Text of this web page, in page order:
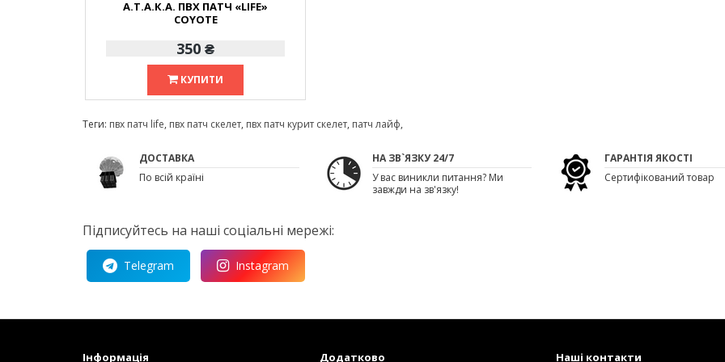
А.Т.А.К.А. ПВХ ПАТЧ «LIFE»
COYOTE
350 ₴
КУПИТИ
Теги: пвх патч life, пвх патч скелет, пвх патч курит скелет, патч лайф,
ДОСТАВКА
По всій країні
НА ЗВ`ЯЗКУ 24/7
У вас виникли питання? Ми
завжди на зв'язку!
ГАРАНТІЯ ЯКОСТІ
Сертифікований товар
Підписуйтесь на наші соціальні мережі:
Telegram Instagram
Інформація Додатково Наші контакти